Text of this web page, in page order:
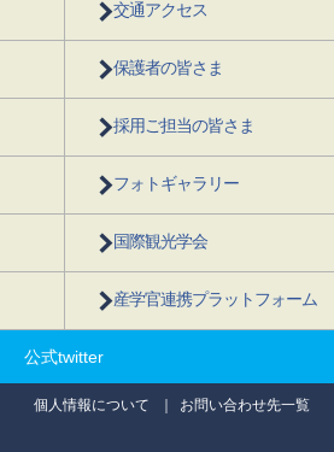
交通アクセス
保護者の皆さま
採用ご担当の皆さま
フォトギャラリー
国際観光学会
産学官連携プラットフォーム
公式twitter
個人情報について お問い合わせ先一覧